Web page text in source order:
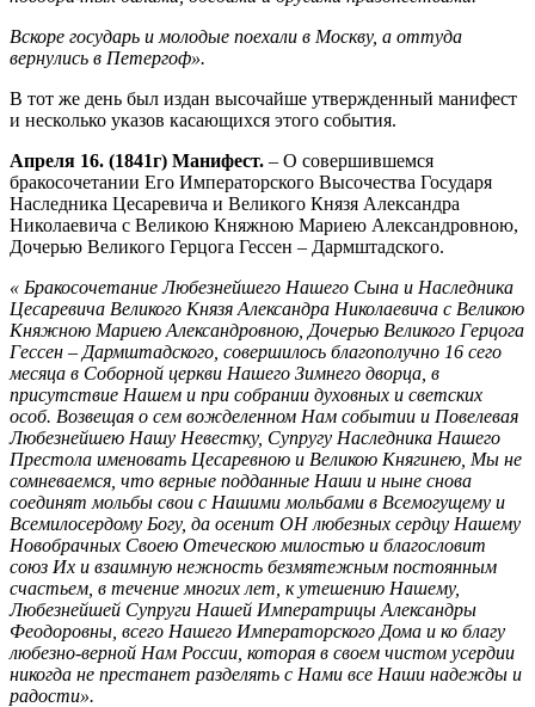
Вскоре государь и молодые поехали в Москву, а оттуда
вернулись в Петергоф».
В тот же день был издан высочайше утвержденный манифест
и несколько указов касающихся этого события.
Апреля 16. (1841г) Манифест. – О совершившемся
бракосочетании Его Императорского Высочества Государя
Наследника Цесаревича и Великого Князя Александра
Николаевича с Великою Княжною Мариею Александровною,
Дочерью Великого Герцога Гессен – Дармштадского.
« Бракосочетание Любезнейшего Нашего Сына и Наследника
Цесаревича Великого Князя Александра Николаевича с Великою
Княжною Мариею Александровною, Дочерью Великого Герцога
Гессен – Дармштадского, совершилось благополучно 16 сего
месяца в Соборной церкви Нашего Зимнего дворца, в
присутствие Нашем и при собрании духовных и светских
особ. Возвещая о сем вожделенном Нам событии и Повелевая
Любезнейшею Нашу Невестку, Супругу Наследника Нашего
Престола именовать Цесаревною и Великою Княгинею, Мы не
сомневаемся, что верные подданные Наши и ныне снова
соединят мольбы свои с Нашими мольбами в Всемогущему и
Всемилосердому Богу, да осенит ОН любезных сердцу Нашему
Новобрачных Своею Отеческою милостью и благословит
союз Их и взаимную нежность безмятежным постоянным
счастьем, в течение многих лет, к утешению Нашему,
Любезнейшей Супруги Нашей Императрицы Александры
Феодоровны, всего Нашего Императорского Дома и ко благу
любезно-верной Нам России, которая в своем чистом усердии
никогда не престанет разделять с Нами все Наши надежды и
радости».